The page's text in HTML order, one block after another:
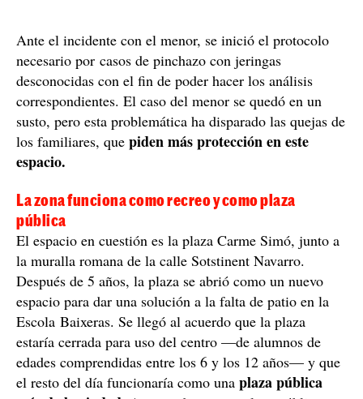
Ante el incidente con el menor, se inició el protocolo
necesario por casos de pinchazo con jeringas
desconocidas con el fin de poder hacer los análisis
correspondientes. El caso del menor se quedó en un
susto, pero esta problemática ha disparado las quejas de
los familiares, que piden más protección en este
espacio.